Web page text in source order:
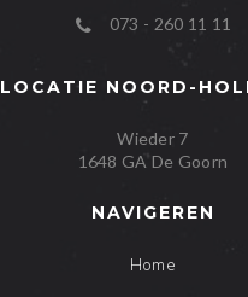
073 - 260 11 11
LOCATIE NOORD-
Wieder 7
1648 GA De Goorn
NAVIGEREN
Home